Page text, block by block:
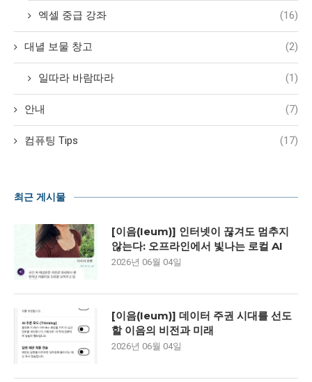
엑셀 중급 강좌 (16)
대녈 보물 창고 (2)
일따라 바람따라 (1)
안내 (7)
컴퓨팅 Tips (17)
최근 게시물
[이음(Ieum)] 인터넷이 끊겨도 멈추지
않는다: 오프라인에서 빛나는 로컬 AI
2026년 06월 04일
[이음(Ieum)] 데이터 주권 시대를 선도
할 이음의 비전과 미래
2026년 06월 04일